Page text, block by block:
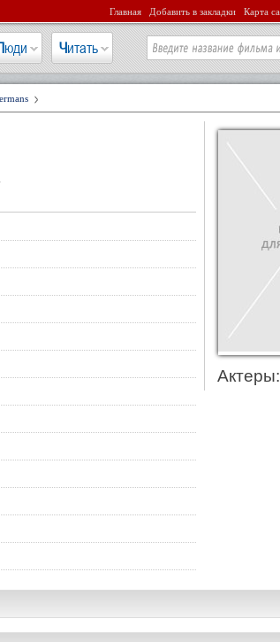
Главная Добавить в закладки Карта
Люди Читать
Актеры: